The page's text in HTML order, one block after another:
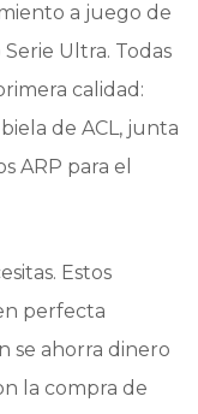
a juego de
Ultra. Todas
calidad:
de ACL, junta
ARP para el
Estos
perfecta
se ahorra dinero
la compra de